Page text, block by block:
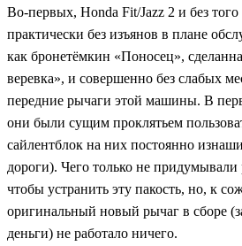
Во-первых, Honda Fit/Jazz 2 и без
практически без изъянов в плане
как бронетёмкин «Поносец»,
веревка», и совершенно без слабых
передние рычаги этой машины. В
они были сущим проклятьем
сайлентблок на них постоянно
дороги). Чего только не
чтобы устранить эту пакость, но, к
оригинальный новый рычаг в сборе
деньги) не работало ничего.